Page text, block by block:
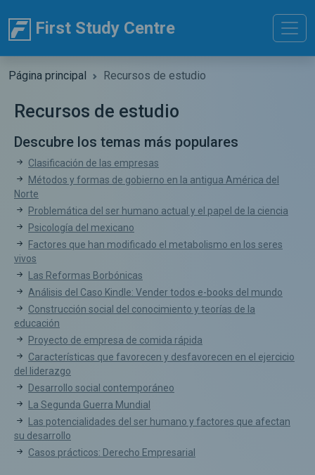
First Study Centre
Página principal Recursos de estudio
Recursos de estudio
Descubre los temas más populares
Clasificación de las empresas
Métodos y formas de gobierno en la antigua América del
Norte
Problemática del ser humano actual y el papel de la ciencia
Psicología del mexicano
Factores que han modificado el metabolismo en los seres
vivos
Las Reformas Borbónicas
Análisis del Caso Kindle: Vender todos e-books del mundo
Construcción social del conocimiento y teorías de la
educación
Proyecto de empresa de comida rápida
Características que favorecen y desfavorecen en el ejercicio
del liderazgo
Desarrollo social contemporáneo
La Segunda Guerra Mundial
Las potencialidades del ser humano y factores que afectan
su desarrollo
Casos prácticos: Derecho Empresarial